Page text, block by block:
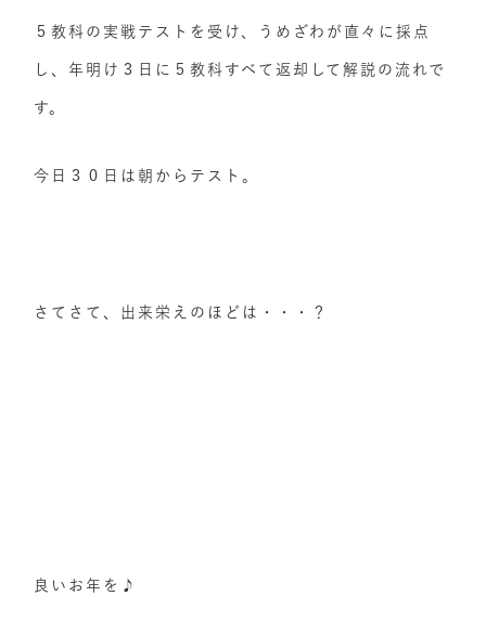
５教科の実戦テストを受け、うめざわが直々に採点
し、年明け３日に５教科すべて返却して解説の流れで
す。
今日３０日は朝からテスト。
さてさて、出来栄えのほどは・・・？
良いお年を♪